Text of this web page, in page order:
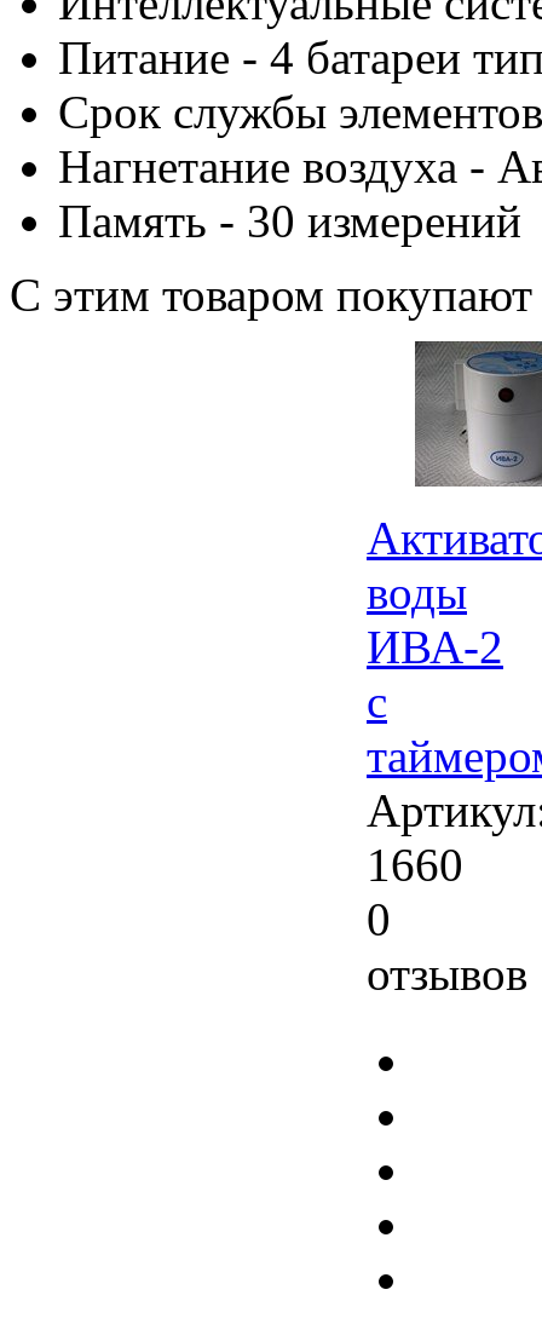
Питание - 4 батареи
Срок службы
Нагнетание воздуха -
Память - 30 измерений
С этим товаром покупают
воды
ИВА-2
с
1660
0
отзывов